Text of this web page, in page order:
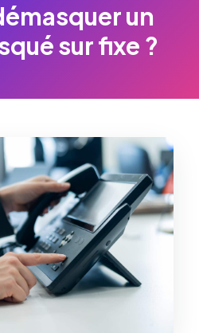
un
sur fixe ?